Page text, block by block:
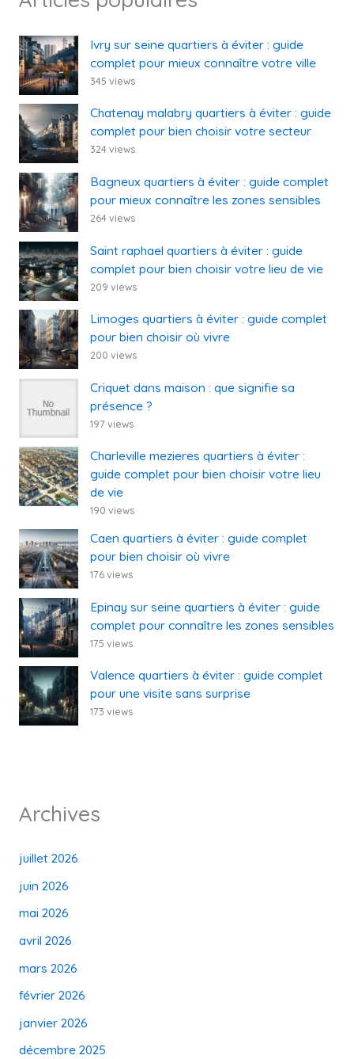
Ivry sur seine quartiers à éviter : guide
complet pour mieux connaître votre ville
345 views
Chatenay malabry quartiers à éviter : guide
complet pour bien choisir votre secteur
324 views
Bagneux quartiers à éviter : guide complet
pour mieux connaître les zones sensibles
264 views
Saint raphael quartiers à éviter : guide
complet pour bien choisir votre lieu de vie
209 views
Limoges quartiers à éviter : guide complet
pour bien choisir où vivre
200 views
Criquet dans maison : que signifie sa
présence ?
197 views
Charleville mezieres quartiers à éviter :
guide complet pour bien choisir votre lieu
de vie
190 views
Caen quartiers à éviter : guide complet
pour bien choisir où vivre
176 views
Epinay sur seine quartiers à éviter : guide
complet pour connaître les zones sensibles
175 views
Valence quartiers à éviter : guide complet
pour une visite sans surprise
173 views
Archives
juillet 2026
juin 2026
mai 2026
avril 2026
mars 2026
février 2026
janvier 2026
décembre 2025